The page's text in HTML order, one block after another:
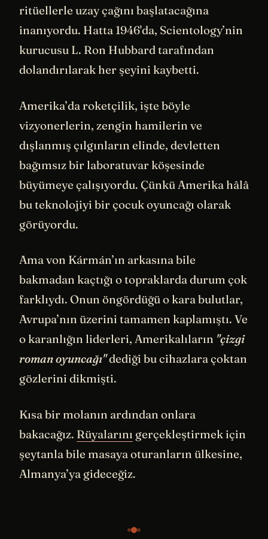
ritüellerle uzay çağını başlatacağına
inanıyordu. Hatta 1946'da, Scientology’nin
kurucusu L. Ron Hubbard tarafından
dolandırılarak her şeyini kaybetti.
Amerika’da roketçilik, işte böyle
vizyonerlerin, zengin hamilerin ve
dışlanmış çılgınların elinde, devletten
bağımsız bir laboratuvar köşesinde
büyümeye çalışıyordu. Çünkü Amerika hâlâ
bu teknolojiyi bir çocuk oyuncağı olarak
görüyordu.
Ama von Kármán’ın arkasına bile
bakmadan kaçtığı o topraklarda durum çok
farklıydı. Onun öngördüğü o kara bulutlar,
Avrupa’nın üzerini tamamen kaplamıştı. Ve
o karanlığın liderleri, Amerikalıların "çizgi
roman oyuncağı"dediği bu cihazlara çoktan
gözlerini dikmişti.
Kısa bir molanın ardından onlara
bakacağız. Rüyalarını gerçekleştirmek için
şeytanla bile masaya oturanların ülkesine,
Almanya’ya gideceğiz.